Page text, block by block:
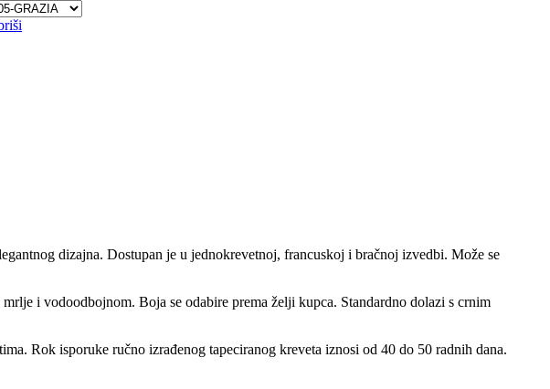
dizajna. Dostupan je u jednokrevetnoj, francuskoj i bračnoj izvedbi. Može se
i vodoodbojnom. Boja se odabire prema želji kupca. Standardno dolazi s crnim
Rok isporuke ručno izrađenog tapeciranog kreveta iznosi od 40 do 50 radnih dana.